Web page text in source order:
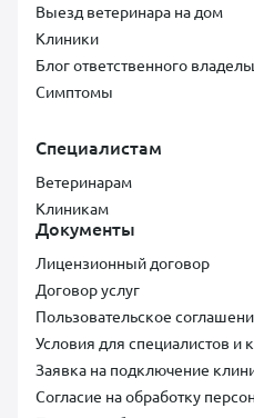
Выезд ветеринара на дом
Клиники
Блог ответственного
Симптомы
Специалистам
Ветеринарам
Клиникам
Документы
Лицензионный договор
Договор услуг
Пользовательское
Условия для специалистов и
Заявка на подключение
Согласие на обработку